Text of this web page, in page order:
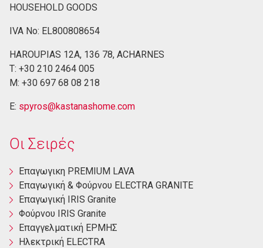
HOUSEHOLD GOODS
IVA No: EL800808654
HAROUPIAS 12Α, 136 78, ACHARNES
Τ: +30 210 2464 005
M: +30 697 68 08 218
E: spyros@kastanashome.com
Οι Σειρές
Eπαγωγικη PREMIUM LAVA
Eπαγωγική & Φούρνου ELECTRA GRANITE
Επαγωγική ΙRIS Granite
Φούρνου ΙRIS Granite
Επαγγελματική ΕΡΜΗΣ
Ηλεκτρική ΕLECTRA